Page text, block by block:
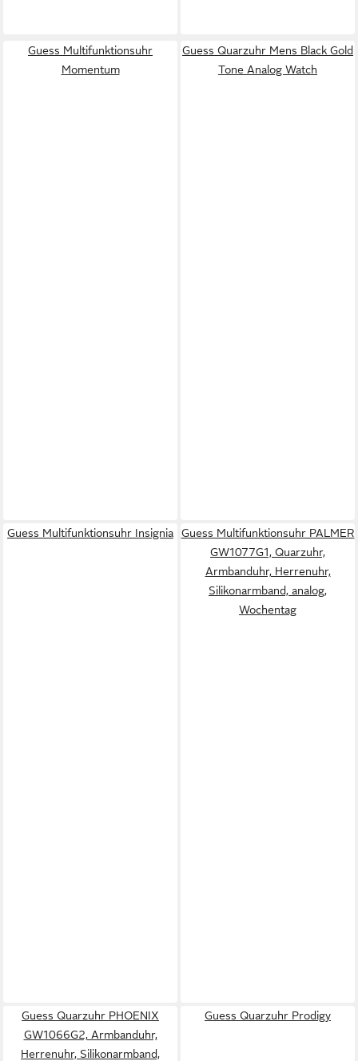
Guess Multifunktionsuhr
Momentum
Guess Quarzuhr Mens Black Gold
Tone Analog Watch
Guess Multifunktionsuhr Insignia
Guess Multifunktionsuhr PALMER
GW1077G1, Quarzuhr,
Armbanduhr, Herrenuhr,
Silikonarmband, analog,
Wochentag
Guess Quarzuhr PHOENIX
GW1066G2, Armbanduhr,
Herrenuhr, Silikonarmband,
Guess Quarzuhr Prodigy